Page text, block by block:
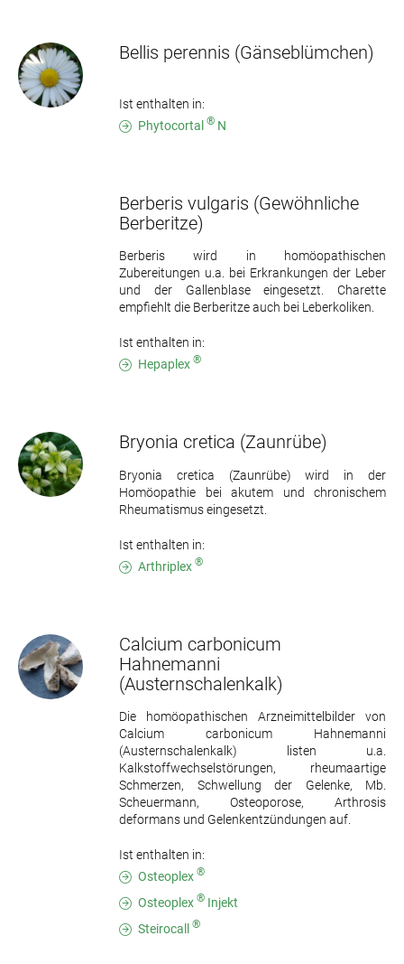
Bellis perennis (Gänseblümchen)
Ist enthalten in:
Phytocortal ® N
Berberis vulgaris (Gewöhnliche
Berberitze)
Berberis wird in homöopathischen
Zubereitungen u.a. bei Erkrankungen der Leber
und der Gallenblase eingesetzt. Charette
empfiehlt die Berberitze auch bei Leberkoliken.
Ist enthalten in:
Hepaplex ®
Bryonia cretica (Zaunrübe)
Bryonia cretica (Zaunrübe) wird in der
Homöopathie bei akutem und chronischem
Rheumatismus eingesetzt.
Ist enthalten in:
Arthriplex ®
Calcium carbonicum
Hahnemanni
(Austernschalenkalk)
Die homöopathischen Arzneimittelbilder von
Calcium carbonicum Hahnemanni
(Austernschalenkalk) listen u.a.
Kalkstoffwechselstörungen, rheumaartige
Schmerzen, Schwellung der Gelenke, Mb.
Scheuermann, Osteoporose, Arthrosis
deformans und Gelenkentzündungen auf.
Ist enthalten in:
Osteoplex ®
Osteoplex ® Injekt
Steirocall ®